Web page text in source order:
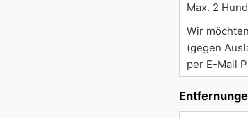
Max. 2
Wir
(gegen
per E-Mail